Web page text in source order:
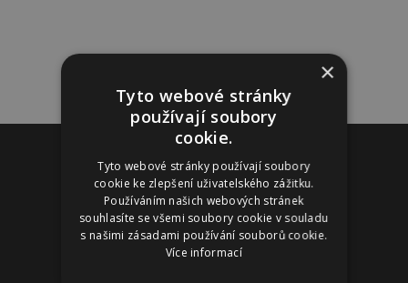
Reklama
×
Tyto webové stránky
používají soubory
cookie.
Tyto webové stránky používají soubory
cookie ke zlepšení uživatelského zážitku.
Používáním našich webových stránek
souhlasíte se všemi soubory cookie v souladu
s našimi zásadami používání souborů cookie.
Více informací